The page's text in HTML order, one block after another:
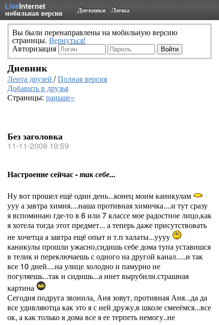
LiveInternet
мобильная версия Дневники Личка
Вы были перенаправлены на мобильную версию
страницы. Вернуться!
Авторизация
Дневник
Лента друзей /Полная версия
Добавить в друзья
Страницы: раньше»
Без заголовка
11-11-2008 19:59
Настроение сейчас -так себе...
Ну вот прошел ещё один день...конец моим каникулам
ууу а завтра химия....наша противная химичка....и тут сразу
я вспоминаю где-то в 6 или 7 классе мое радостное лицо,как
я хотела тогда этот предмет... а теперь даже присутствовать
не хочетца а завтра ещё опыт и т.п халаты...уууу
каникулы прошли ужасно,сидишь себе дома тупа уставишся
в телик и переключаешь с одного на другой канал.....и так
все 10 дней....на улице холодно и памурно не
погуляешь...так и сидишь...а инет вырубили.страшная
картина
Сегодня подруга звонила, Аня зовут, противная Аня...да да
все удивляютца как это я с ней дружу,в школе смееёмся...все
ок, а как только я дома все я ее терпеть немогу..не